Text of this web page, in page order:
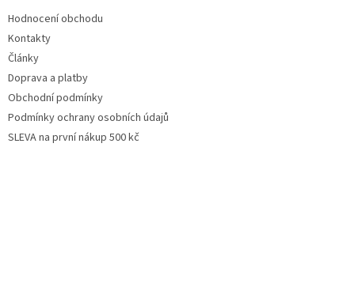
Hodnocení obchodu
Kontakty
Články
Doprava a platby
Obchodní podmínky
Podmínky ochrany osobních údajů
SLEVA na první nákup 500 kč